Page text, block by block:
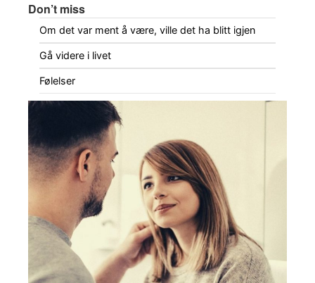
Don’t miss
Om det var ment å være, ville det ha blitt igjen
Gå videre i livet
Følelser